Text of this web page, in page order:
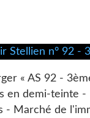
« AS 92 -
en demi-teinte -
- Marché de